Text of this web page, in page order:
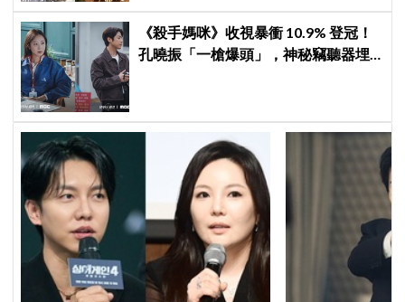
《殺手媽咪》收視暴衝 10.9% 登冠！
孔曉振「一槍爆頭」，神秘竊聽器埋